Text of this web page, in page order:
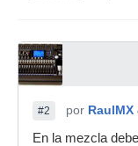
#2 por RaulMX
En la mezcla